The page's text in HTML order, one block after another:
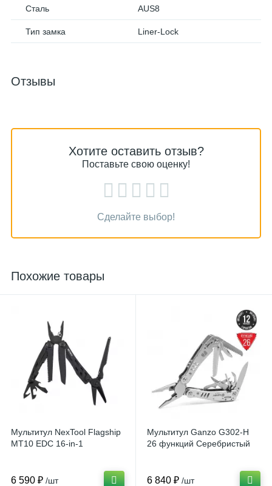
Сталь AUS8
Тип замка Liner-Lock
Отзывы
Хотите оставить отзыв?
Поставьте свою оценку!
Сделайте выбор!
Похожие товары
Мультитул NexTool Flagship
MT10 EDC 16-in-1
6 590 ₽ /шт
Мультитул Ganzo G302-H
26 функций Серебристый
6 840 ₽ /шт